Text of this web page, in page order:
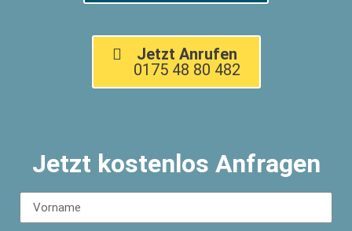
Jetzt Anrufen
0175 48 80 482
Jetzt kostenlos Anfragen